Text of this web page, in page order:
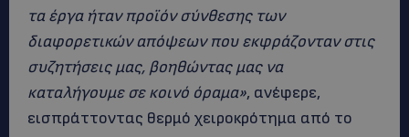
τα έργα ήταν προϊόν σύνθεσης των
διαφορετικών απόψεων που εκφράζονταν στις
συζητήσεις μας, βοηθώντας μας να
καταλήγουμε σε κοινό όραμα», ανέφερε,
εισπράττοντας θερμό χειροκρότημα από το